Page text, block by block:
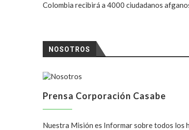
Colombia recibirá a 4000 ciudadanos
NOSOTROS
Prensa Corporación Casabe
Nuestra Misión es Informar sobre todos los